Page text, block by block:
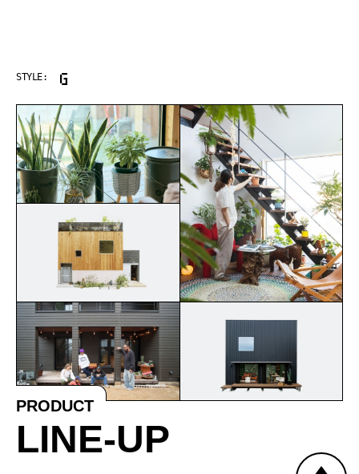
STYLE: GREEN LIFE
PRODUCT
LINE-UP